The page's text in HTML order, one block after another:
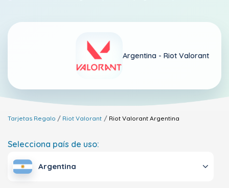
Argentina - Riot Valorant
Tarjetas Regalo Riot Valorant Riot Valorant Argentina
Selecciona país de uso:
Argentina